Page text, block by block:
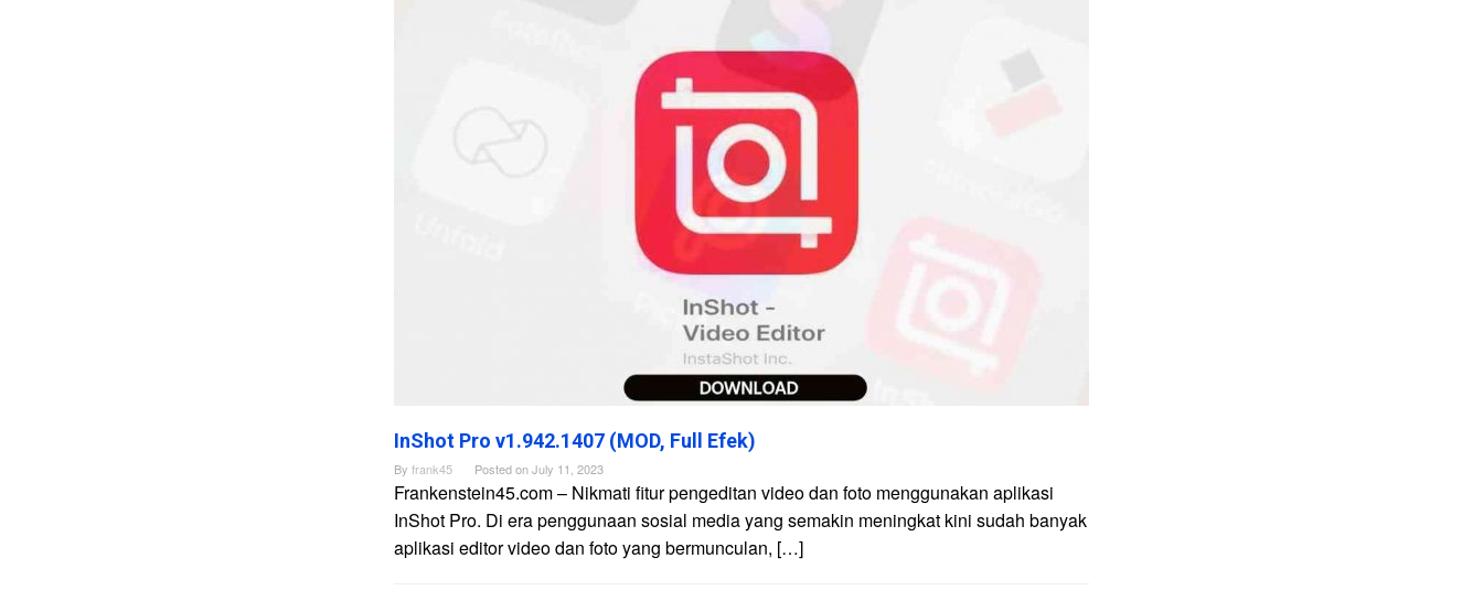
InShot Pro v1.942.1407 (MOD, Full Efek)
By frank45 Posted onJuly 11, 2023
Frankenstein45.com – Nikmati fitur pengeditan video dan foto menggunakan aplikasi
InShot Pro. Di era penggunaan sosial media yang semakin meningkat kini sudah banyak
aplikasi editor video dan foto yang bermunculan, […]